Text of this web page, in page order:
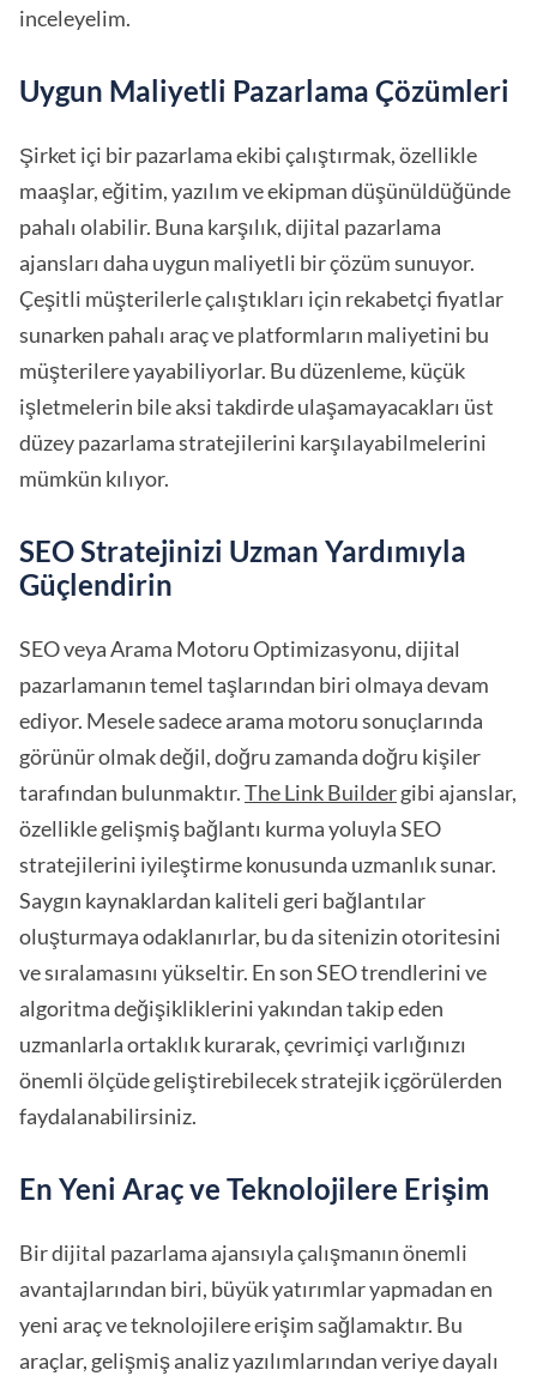
inceleyelim.
Uygun Maliyetli Pazarlama Çözümleri
Şirket içi bir pazarlama ekibi çalıştırmak, özellikle
maaşlar, eğitim, yazılım ve ekipman düşünüldüğünde
pahalı olabilir. Buna karşılık, dijital pazarlama
ajansları daha uygun maliyetli bir çözüm sunuyor.
Çeşitli müşterilerle çalıştıkları için rekabetçi fiyatlar
sunarken pahalı araç ve platformların maliyetini bu
müşterilere yayabiliyorlar. Bu düzenleme, küçük
işletmelerin bile aksi takdirde ulaşamayacakları üst
düzey pazarlama stratejilerini karşılayabilmelerini
mümkün kılıyor.
SEO Stratejinizi Uzman Yardımıyla
Güçlendirin
SEO veya Arama Motoru Optimizasyonu, dijital
pazarlamanın temel taşlarından biri olmaya devam
ediyor. Mesele sadece arama motoru sonuçlarında
görünür olmak değil, doğru zamanda doğru kişiler
tarafından bulunmaktır.The Link Buildergibi ajanslar,
özellikle gelişmiş bağlantı kurma yoluyla SEO
stratejilerini iyileştirme konusunda uzmanlık sunar.
Saygın kaynaklardan kaliteli geri bağlantılar
oluşturmaya odaklanırlar, bu da sitenizin otoritesini
ve sıralamasını yükseltir. En son SEO trendlerini ve
algoritma değişikliklerini yakından takip eden
uzmanlarla ortaklık kurarak, çevrimiçi varlığınızı
önemli ölçüde geliştirebilecek stratejik içgörülerden
faydalanabilirsiniz.
En Yeni Araç ve Teknolojilere Erişim
Bir dijital pazarlama ajansıyla çalışmanın önemli
avantajlarından biri, büyük yatırımlar yapmadan en
yeni araç ve teknolojilere erişim sağlamaktır. Bu
araçlar, gelişmiş analiz yazılımlarından veriye dayalı